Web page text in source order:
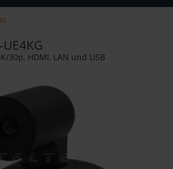
30p, HDMI, LAN und USB
0,01 € bis 246892,00 €